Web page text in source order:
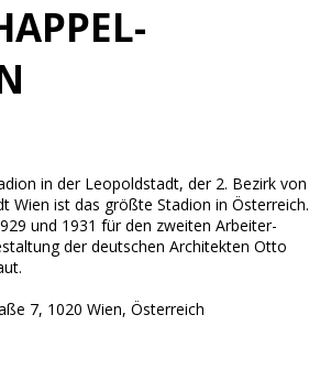
in der Leopoldstadt, der 2. Bezirk von
Wien ist das größte Stadion in Österreich.
und 1931 für den zweiten Arbeiter-
der deutschen Architekten Otto
7, 1020 Wien, Österreich